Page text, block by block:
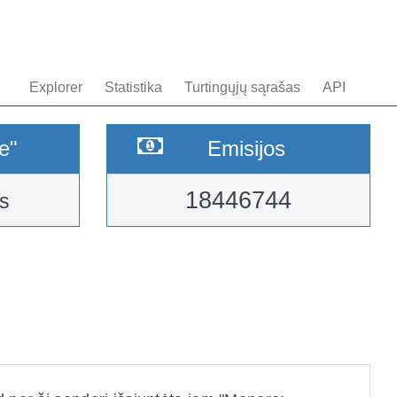
Explorer Statistika Turtingųjų sąrašas API
Emisijos
18446744